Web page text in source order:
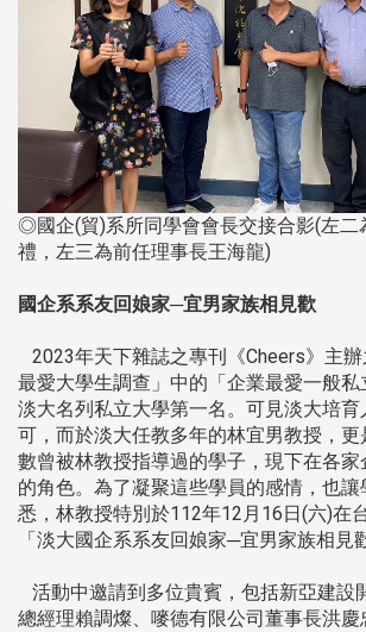
◎國企(貿)系所同學會會長交接合影(左二
禮，左三為前任理事長王海龍)
國企系系友回娘家─宜男家族相見歡
2023年天下雜誌之專刊《Cheers》主
最愛大學生調查」中的「企業最愛一般私
淡大名列私立大學第一名。可見淡大培
可，而於淡大任教多年的林宜男教授，
數曾被林教授指導過的學子，現下在各
的角色。為了凝聚這些學員的感情，也
悉，林教授特別於112年12月16日(六)在
「淡大國企系系友回娘家─宜男家族相見
活動中邀請到多位貴賓，包括新亞建設
總經理賴調燦、嘜德有限公司董事長洪慶